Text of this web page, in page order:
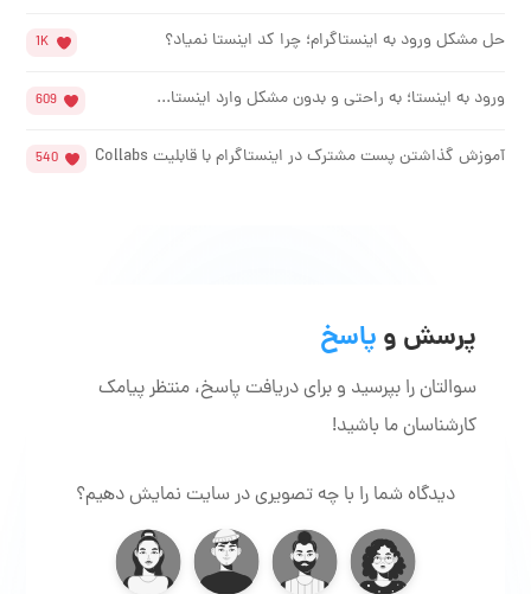
حل مشکل ورود به اینستاگرام؛ چرا کد اینستا نمیاد؟ 1K
ورود به اینستا؛ به راحتی و بدون مشکل وارد اینستا... 609
آموزش گذاشتن پست مشترک در اینستاگرام با قابلیت Collabs 540
پرسش و پاسخ
سوالتان را بپرسید و برای دریافت پاسخ، منتظر پیامک
کارشناسان ما باشید!
دیدگاه شما را با چه تصویری در سایت نمایش دهیم؟